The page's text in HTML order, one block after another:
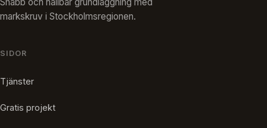
markskruv i Stockholmsregionen.
SIDOR
Tjänster
Gratis projekt